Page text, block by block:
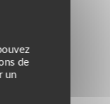
de
un